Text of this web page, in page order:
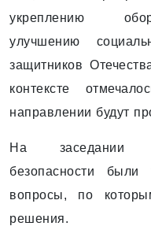
укреплению
улучшению
защитников
контексте
направлении будут
На заседании
безопасности
вопросы, по
решения.